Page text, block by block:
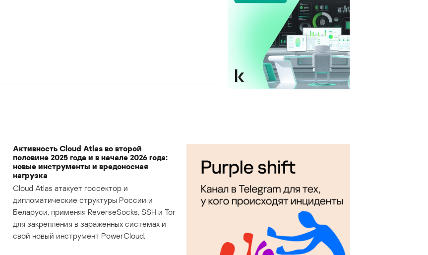
Активность Cloud Atlas во второй
половине 2025 года и в начале 2026 года:
новые инструменты и вредоносная
нагрузка
Cloud Atlas атакует госсектор и
дипломатические структуры России и
Беларуси, применяя ReverseSocks, SSH и Tor
для закрепления в зараженных системах и
свой новый инструмент PowerCloud.